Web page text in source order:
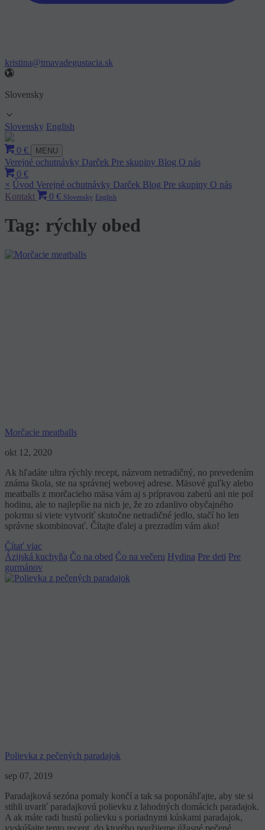
kristina@tmavadegustacia.sk
Slovensky
Slovensky English
0 € MENU
Verejné ochutnávky Darček Pre skupiny Blog O nás
0 €
× Úvod Verejné ochutnávky Darček Blog Pre skupiny O nás
Kontakt
0 € Slovensky English
Tag: rýchly obed
Morčacie meatballs
okt 12, 2020
Ak hľadáte ultra rýchly recept, názvom netradičný, no prevedením
známa škola, ste na správnej webovej adrese. Mäsové guľky alebo
meatballs z morčacieho mäsa vám aj s prípravou zaberú ani nie pol
hodinu, ale to najlepšie na nich je, že zo zdanlivo obyčajného
pokrmu si viete vytvoriť skutočne netradičné jedlo, stačí ho len
správne skombinovať. Čítajte ďalej a prezradím vám ako!
Čítať viac
Ázijská kuchyňa Čo na obed Čo na večeru Hydina Pre deti Pre
gurmánov
Polievka z pečených paradajok
sep 07, 2019
Paradajková sezóna pomaly končí a tak sa poponáhľajte, aby ste si
stihli uvariť paradajkovú polievku z lahodných domácich paradajok.
A ak máte radi hustú polievku s poriadnymi kúskami paradajok,
vyskúšajte tento recept, do ktorého použijeme úžasné pečené